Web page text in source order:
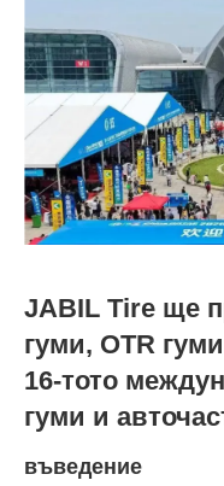
JABIL Tire ще
гуми, OTR
16-тото
гуми и
въведение